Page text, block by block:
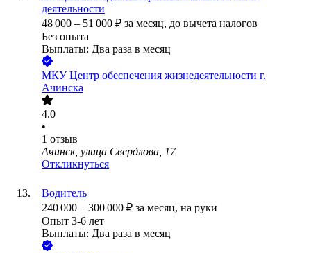
деятельности
48 000 – 51 000 ₽ за месяц, до вычета налогов
Без опыта
Выплаты: Два раза в месяц
МКУ Центр обеспечения жизнедеятельности г.
Ачинска
4.0
•
1 отзыв
Ачинск, улица Свердлова, 17
Откликнуться
Водитель
240 000 – 300 000 ₽ за месяц, на руки
Опыт 3-6 лет
Выплаты: Два раза в месяц